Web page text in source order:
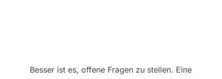
Besser ist es, offene Fragen zu stellen. Eine